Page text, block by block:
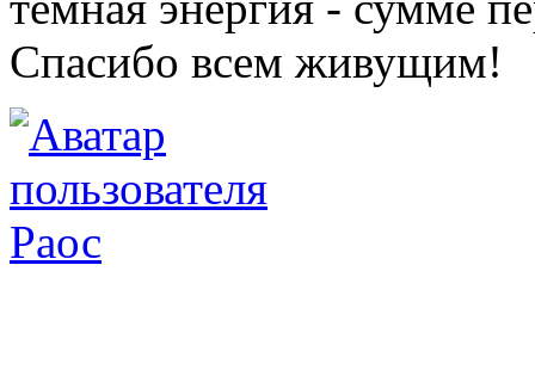
Спасибо всем живущим!
Раос